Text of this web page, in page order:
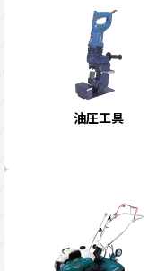
油圧工具